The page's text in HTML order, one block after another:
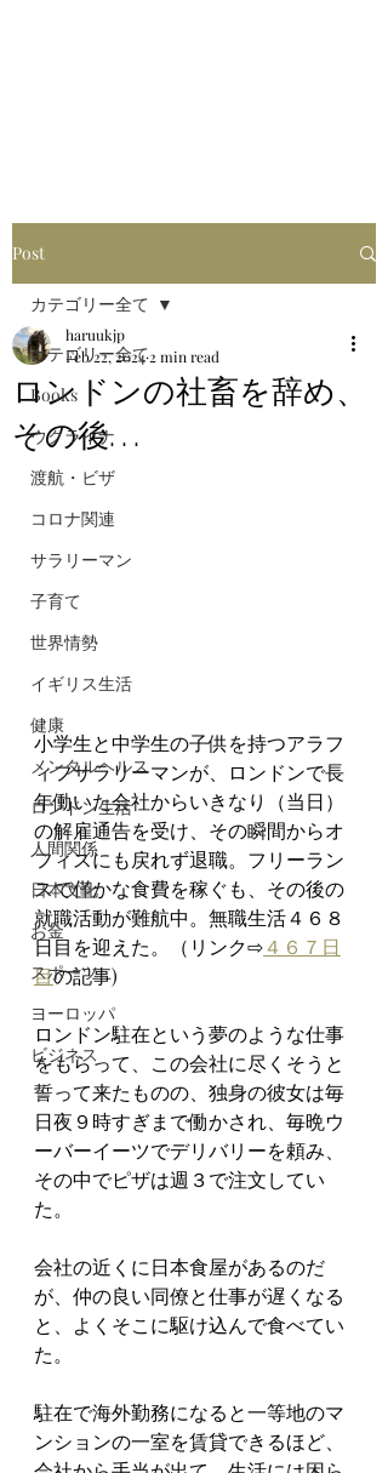
Post
カテゴリー全て
Books
ウクライナ
渡航・ビザ
コロナ関連
サラリーマン
子育て
世界情勢
イギリス生活
健康
メンタルヘルス
ロンドン生活
人間関係
日本文化
お金
スポーツ
ヨーロッパ
ビジネス
カテゴリー全て
ロンドンの社畜を辞め、
その後. . .
haruukjp
Feb 22, 2024 2 min read
小学生と中学生の子供を持つアラフ
ィフサラリーマンが、ロンドンで長
年働いた会社からいきなり（当日）
の解雇通告を受け、その瞬間からオ
フィスにも戻れず退職。フリーラン
スで僅かな食費を稼ぐも、その後の
就職活動が難航中。無職生活４６８
日目を迎えた。（リンク⇨４６７日
目の記事)
ロンドン駐在という夢のような仕事
をもらって、この会社に尽くそうと
誓って来たものの、独身の彼女は毎
日夜９時すぎまで働かされ、毎晩ウ
ーバーイーツでデリバリーを頼み、
その中でピザは週３で注文してい
た。
会社の近くに日本食屋があるのだ
が、仲の良い同僚と仕事が遅くなる
と、よくそこに駆け込んで食べてい
た。
駐在で海外勤務になると一等地のマ
ンションの一室を賃貸できるほど、